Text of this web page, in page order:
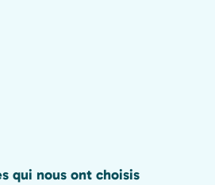
qui nous ont choisis